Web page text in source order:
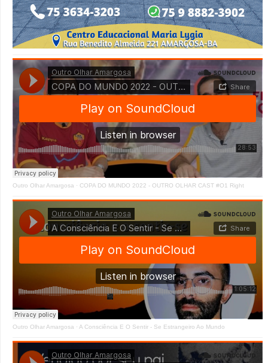
Outro Olhar Amargosa · COPA DO MUNDO 2022 - OUTRO OLHAR CAST #O1 Right
Outro Olhar Amargosa · A Consciência E O Sentir - Se Estrangeiro Ao Mundo